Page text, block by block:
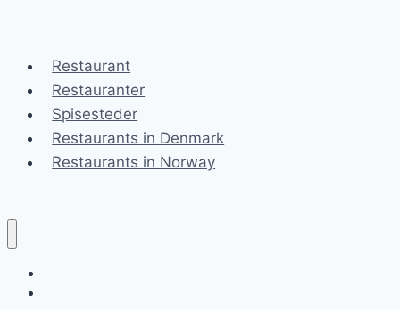
Restaurant
Restauranter
Spisesteder
Restaurants in Denmark
Restaurants in Norway